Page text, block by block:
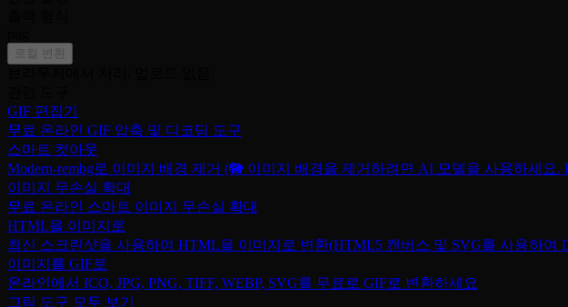
로컬 변환
GIF 편집기
무료 온라인 GIF 압축 및 디코딩 도구
스마트 컷아웃
Modern-rembg로 이미지 배경 제거 (🐘 이미지 배경을 제거하려면 AI 모델을 사용하세요.
이미지 무손실 확대
무료 온라인 스마트 이미지 무손실 확대
HTML을 이미지로
최신 스크린샷을 사용하여 HTML을 이미지로 변환(HTML5 캔버스 및 SVG를 사용하여
이미지를 GIF로
온라인에서 ICO, JPG, PNG, TIFF, WEBP, SVG를 무료로 GIF로 변환하세요
그림 도구 모두 보기